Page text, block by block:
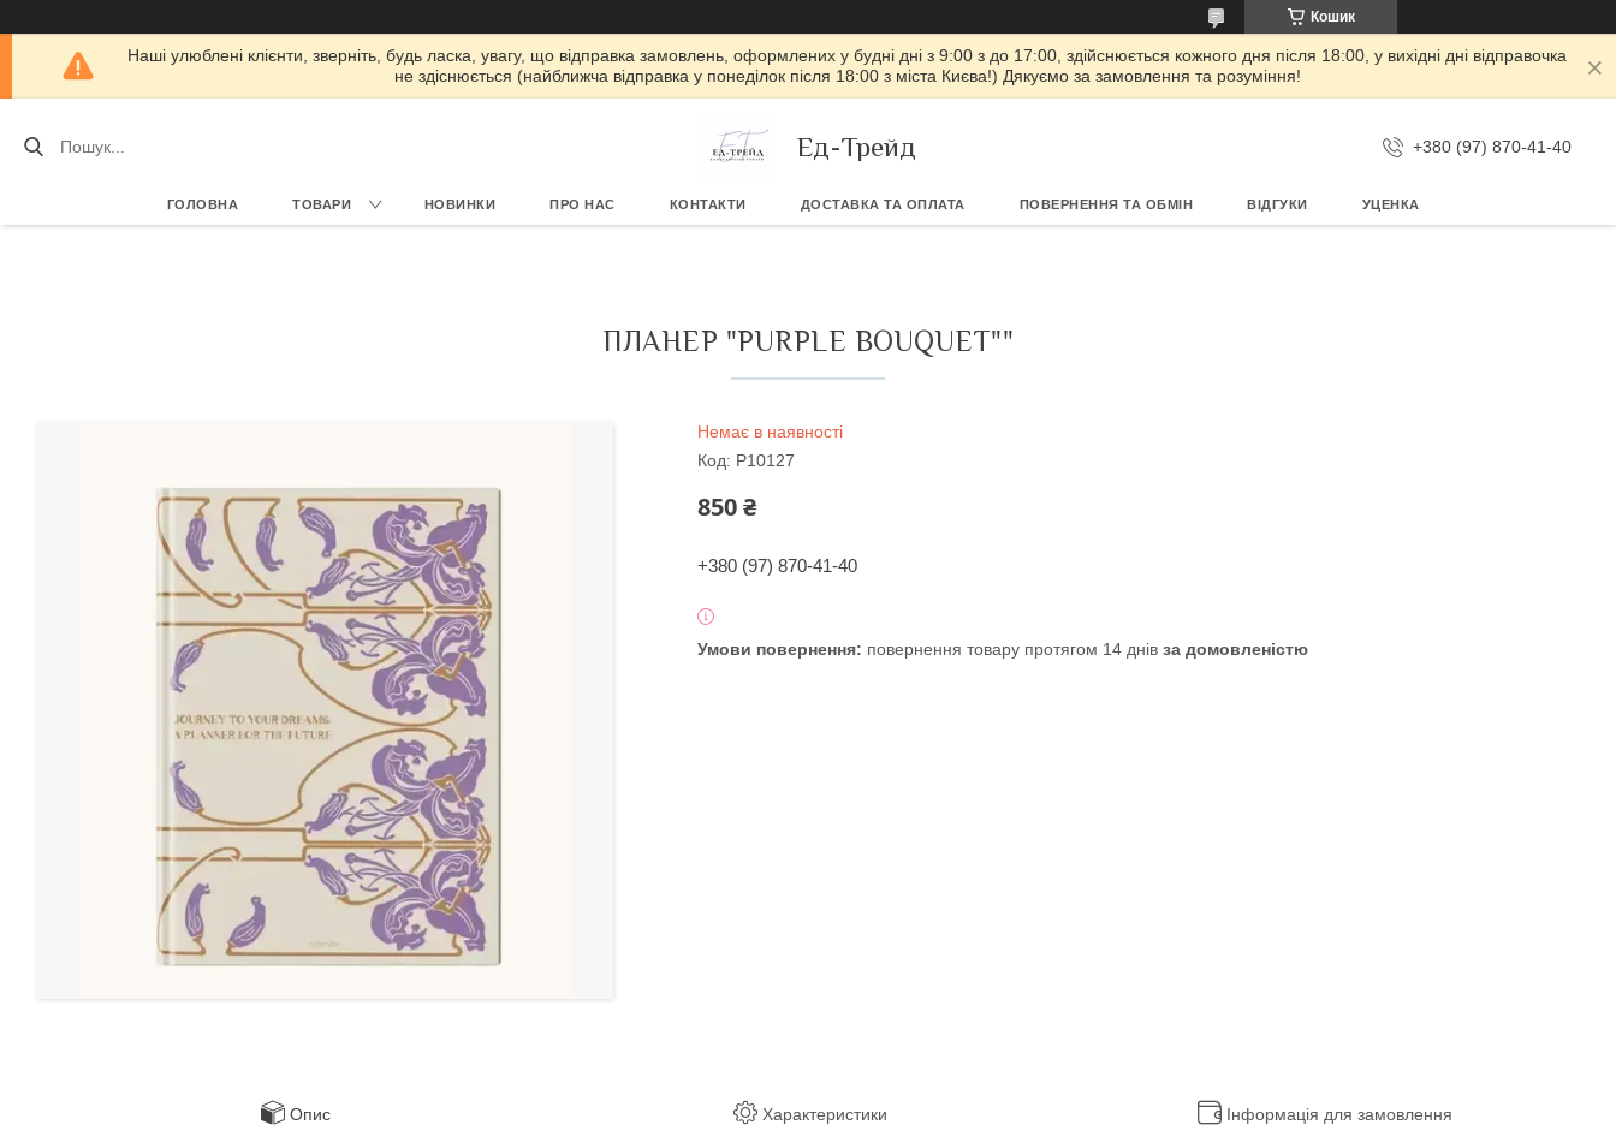
Кошик
Наші улюблені клієнти, зверніть, будь ласка, увагу, що відправка замовлень, оформлених у будні дні з 9:00 з до 17:00, здійснюється кожного дня після 18:00, у вихідні дні відправочка
не здіснюється (найближча відправка у понеділок після 18:00 з міста Києва!) Дякуємо за замовлення та розуміння!
Ед-Трейд +380 (97) 870-41-40
ГОЛОВНА ТОВАРИ НОВИНКИ ПРО НАС КОНТАКТИ ДОСТАВКА ТА ОПЛАТА ПОВЕРНЕННЯ ТА ОБМІН ВІДГУКИ УЦЕНКА
ПЛАНЕР "PURPLE BOUQUET""
Немає в наявності
Код: P10127
850 ₴
+380 (97) 870-41-40
повернення товару протягом 14 днів за домовленістю
Опис Характеристики Інформація для замовлення